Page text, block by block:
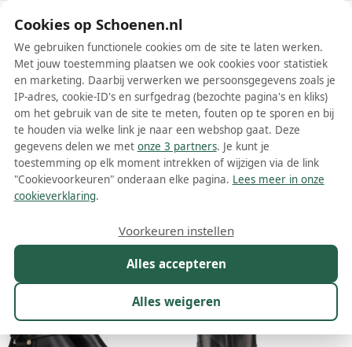
Schoenen.nl
Wis filters Alle filters
Zwarte Alpe dames enkellaarsjes
Meer lezen
Cookies op Schoenen.nl
We gebruiken functionele cookies om de site te laten werken.
Met jouw toestemming plaatsen we ook cookies voor statistiek
en marketing. Daarbij verwerken we persoonsgegevens zoals je
IP-adres, cookie-ID's en surfgedrag (bezochte pagina's en kliks)
om het gebruik van de site te meten, fouten op te sporen en bij
te houden via welke link je naar een webshop gaat. Deze
gegevens delen we met onze 3 partners. Je kunt je
toestemming op elk moment intrekken of wijzigen via de link
"Cookievoorkeuren" onderaan elke pagina. Lees meer in onze
cookieverklaring.
Alles accepteren
Alles weigeren
Voorkeuren instellen